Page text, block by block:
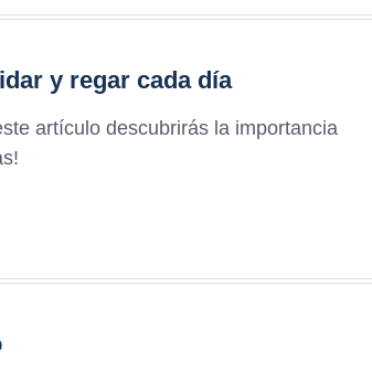
y regar cada día
artículo descubrirás la importancia